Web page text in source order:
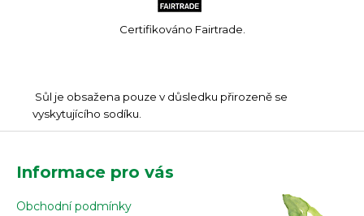
Certifikováno Fairtrade.
Sůl je obsažena pouze v důsledku přirozeně se
vyskytujícího sodíku.
Informace pro vás
Obchodní podmínky